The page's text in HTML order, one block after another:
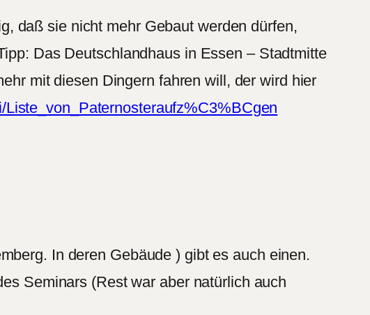
daß sie nicht mehr Gebaut werden dürfen,
Das Deutschlandhaus in Essen – Stadtmitte
mit diesen Dingern fahren will, der wird hier
Liste_von_Paternosteraufz%C3%BCgen
In deren Gebäude ) gibt es auch einen.
Seminars (Rest war aber natürlich auch